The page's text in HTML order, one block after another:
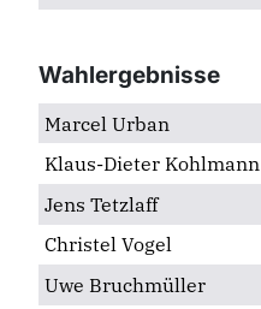
Wahlergebnisse
Marcel Urban
Klaus-Dieter Kohlmann
Jens Tetzlaff
Christel Vogel
Uwe Bruchmüller